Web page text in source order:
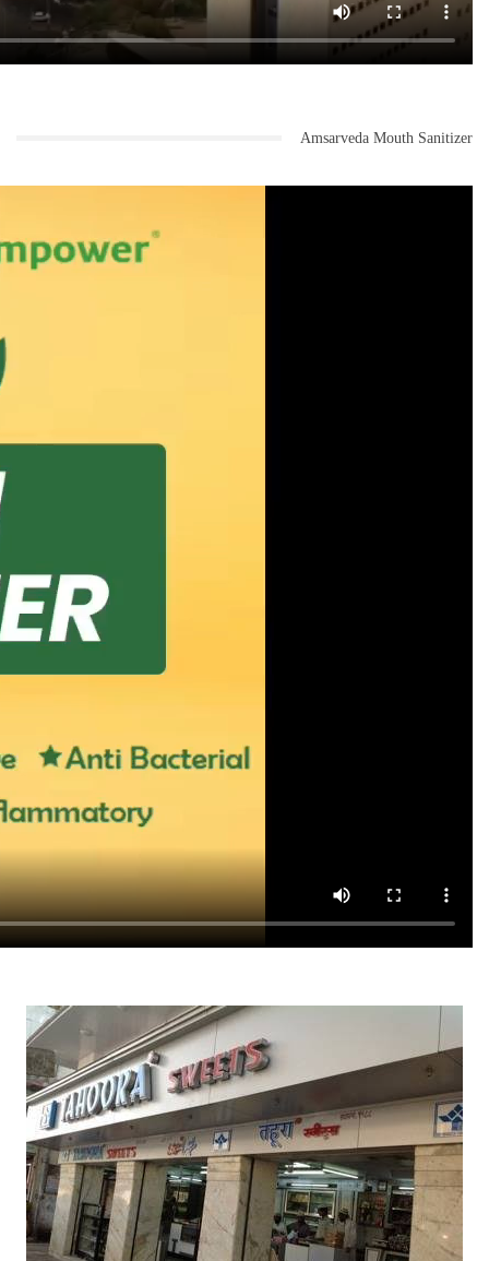
Amsarveda Mouth Sanitizer